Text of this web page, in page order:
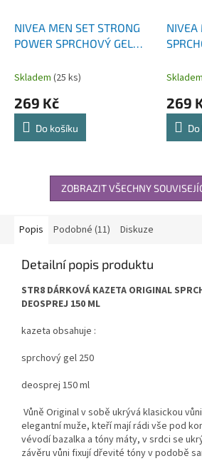
NIVEA MEN SET STRONG
POWER SPRCHOVÝ GEL
+ DEOSPRAY 150 ML +
Skladem (25 ks)
269 Kč
Do košíku
NIVEA
ML +
Skladem
269
ZOBRAZIT VŠECHNY
Popis Podobné (11) Diskuze
Detailní popis produktu
STR8 DÁRKOVÁ KAZETA ORIGINAL
DEOSPREJ 150 ML
kazeta obsahuje :
sprchový gel 250
deosprej 150 ml
Vůně Original v sobě ukrývá klasickou
elegantní muže, kteří mají rádi vše pod
vévodí bazalka a tóny máty, v srdci se
závěru vůni fixují dřevité tóny v podobě